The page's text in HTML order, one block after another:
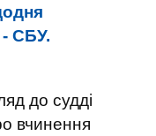
СБУ.
до судді
вчинення